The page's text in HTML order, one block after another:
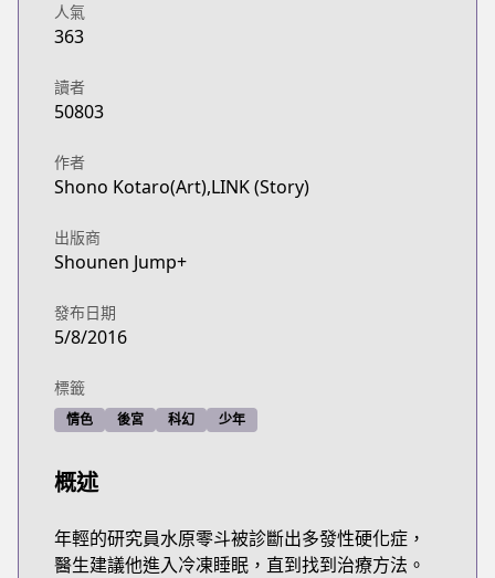
人氣
363
讀者
50803
作者
Shono Kotaro(Art),LINK (Story)
出版商
Shounen Jump+
發布日期
5/8/2016
標籤
情色 後宮 科幻 少年
概述
年輕的研究員水原零斗被診斷出多發性硬化症，
醫生建議他進入冷凍睡眠，直到找到治療方法。